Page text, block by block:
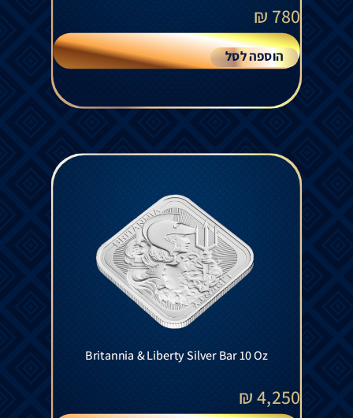
780
₪
הוספה לסל
Britannia & Liberty Silver Bar 10 Oz
4,250
₪